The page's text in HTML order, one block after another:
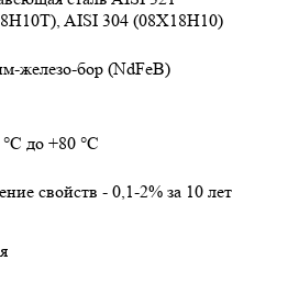
AISI 304 (08Х18Н10)
железо-бор (NdFeB)
°С до +80 °С
свойств - 0,1-2% за 10 лет